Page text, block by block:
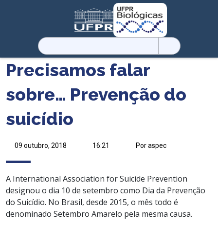
Pesquisar
por:
Precisamos falar
sobre… Prevenção do
suicídio
09 outubro, 2018 16:21 Por aspec
A International Association for Suicide Prevention
designou o dia 10 de setembro como Dia da Prevenção
do Suicídio. No Brasil, desde 2015, o mês todo é
denominado Setembro Amarelo pela mesma causa.